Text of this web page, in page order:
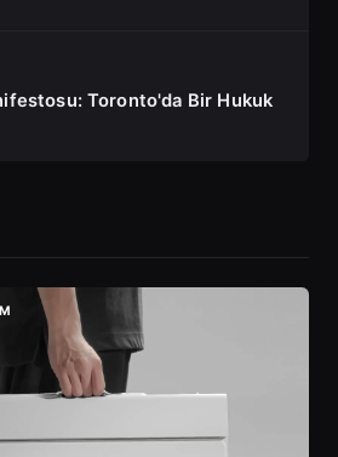
Toronto'da Bir Hukuk